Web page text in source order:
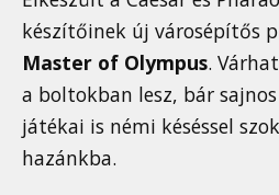
készítőinek új városépítős
Master of Olympus.
a boltokban lesz, bár
játékai is némi késéssel
hazánkba.